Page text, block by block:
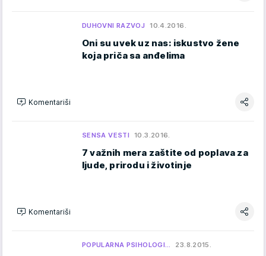
DUHOVNI RAZVOJ 10.4.2016.
Oni su uvek uz nas: iskustvo žene
koja priča sa anđelima
Komentariši
SENSA VESTI 10.3.2016.
7 važnih mera zaštite od poplava za
ljude, prirodu i životinje
Komentariši
POPULARNA PSIHOLOGI… 23.8.2015.